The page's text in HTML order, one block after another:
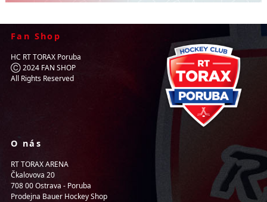
Fan Shop
HC RT TORAX Poruba
Ⓒ 2024 FAN SHOP
All Rights Reserved
O nás
RT TORAX ARENA
Čkalovova 20
708 00 Ostrava - Poruba
Prodejna Bauer Hockey Shop